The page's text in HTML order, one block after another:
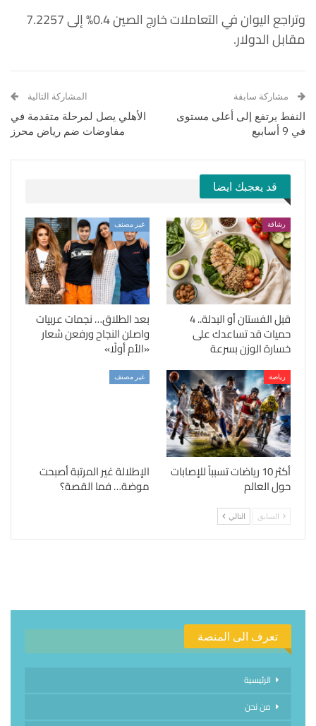
وتراجع اليوان في التعاملات خارج الصين 0.4% إلى 7.2257
مقابل الدولار.
مشاركة سابقة
النفط يرتفع إلى أعلى مستوى
في 9 أسابيع
المشاركة التالية
الأهلي يصل لمرحلة متقدمة في
مفاوضات ضم رياض محرز
قد يعجبك ايضا
رشاقة
قبل الفستان أو البدلة.. 4
حميات قد تساعدك على
خسارة الوزن بسرعة
غير مصنف
بعد الطلاق… نجمات عربيات
واصلن النجاح ورفعن شعار
«الأم أولًا»
رياضة
أكثر 10 رياضات تسبباً للإصابات
حول العالم
غير مصنف
الإطلالة غير المرتبة أصبحت
موضة… فما القصة؟
السابق التالي
تعرف الى المنصة
الرئيسية
من نحن